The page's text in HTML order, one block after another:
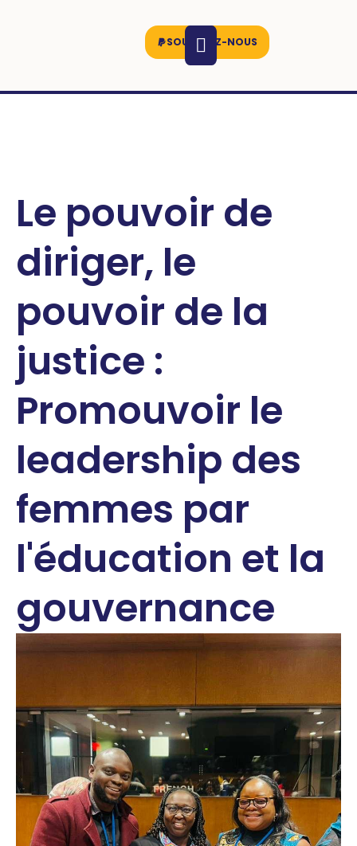
SOUTENEZ-NOUS
Le pouvoir de
diriger, le
pouvoir de la
justice :
Promouvoir le
leadership des
femmes par
l'éducation et la
gouvernance